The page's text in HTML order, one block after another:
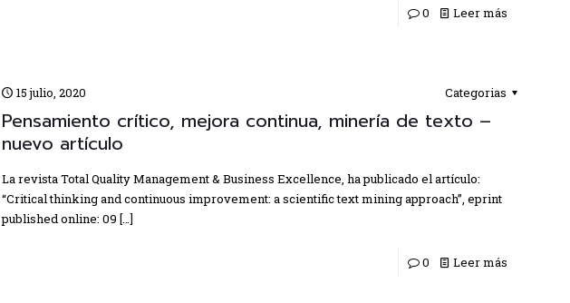
0 Leer más
15 julio, 2020 Categorias
Pensamiento crítico, mejora continua, minería de texto –
nuevo artículo
La revista Total Quality Management & Business Excellence, ha publicado el artículo:
“Critical thinking and continuous improvement: a scientific text mining approach”, eprint
published online: 09 […]
0 Leer más